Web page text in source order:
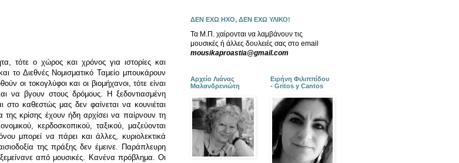
τότε ο χώρος και χρόνος για ιστορίες και
το Διεθνές Νομισματικό Ταμείο μπουκάρουν
οι τοκογλύφοι και οι βιομήχανοι, τότε είναι
να βγουν στους δρόμους. Η ξεδοντιασμένη
στο καθεστώς μας δεν φαίνεται να κουνιέται
κρίσης έχουν ήδη αρχίσει να παίρνουν τη
κερδοσκοπικού, ταξικού, μαζεύονται
μπορεί να πάρει και άλλες, κυριολεκτικά
της πράξης δεν έμεινε. Παράπλευρη
από μουσικές. Κανένα πρόβλημα. Οι
ΔΕΝ ΕΧΩ ΗΧΟ, ΔΕΝ ΕΧΩ ΥΛΙΚΟ!
Τα Μ.Π. χαίρονται να λαμβάνουν τις
μουσικές ή άλλες δουλειές σας στο email
mousikaproastia@gmail.com
Αρχείο Λιάνας
Μαλανδρενιώτη
Ειρήνη Φιλιππίδου
- Gritos y Cantos